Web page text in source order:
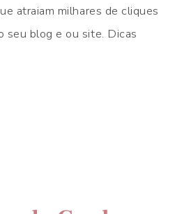
atraiam milhares de cliques
seu blog e ou site. Dicas